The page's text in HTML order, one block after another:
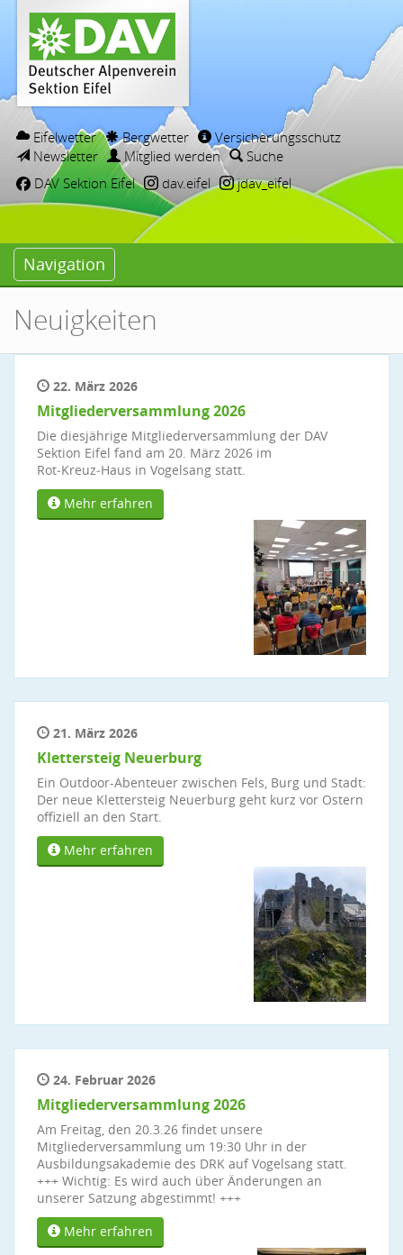
Eifelwetter Bergwetter
Versicherungsschutz
Newsletter
Mitglied werden
Suche
DAV Sektion Eifel
dav.eifel jdav_eifel
Navigation
Neuigkeiten
22. März 2026
Mitgliederversammlung 2026
Die diesjährige Mitgliederversammlung der DAV
Sektion Eifel fand am 20. März 2026 im
Rot‑Kreuz‑Haus in Vogelsang statt.
Mehr erfahren
21. März 2026
Klettersteig Neuerburg
Ein Outdoor-Abenteuer zwischen Fels, Burg und Stadt:
Der neue Klettersteig Neuerburg geht kurz vor Ostern
offiziell an den Start.
Mehr erfahren
24. Februar 2026
Mitgliederversammlung 2026
Am Freitag, den 20.3.26 findet unsere
Mitgliederversammlung um 19:30 Uhr in der
Ausbildungsakademie des DRK auf Vogelsang statt.
+++ Wichtig: Es wird auch über Änderungen an
unserer Satzung abgestimmt! +++
Mehr erfahren